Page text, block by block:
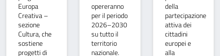
Europa
Creativa –
sezione
Cultura, che
sostiene
progetti di
opereranno
per il periodo
2026–2030
su tutto il
territorio
nazionale.
della
partecipazione
attiva dei
cittadini
europei e
alla